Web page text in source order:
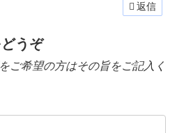
返信
うぞ
希望の方はその旨をご記入く